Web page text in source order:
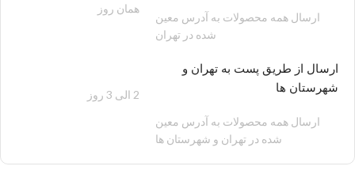
ارسال همه محصولات به آدرس معین
شده در تهران
همان روز
ارسال از طریق پست به تهران و
شهرستان ها
ارسال همه محصولات به آدرس معین
شده در تهران و شهرستان ها
2 الی 3 روز